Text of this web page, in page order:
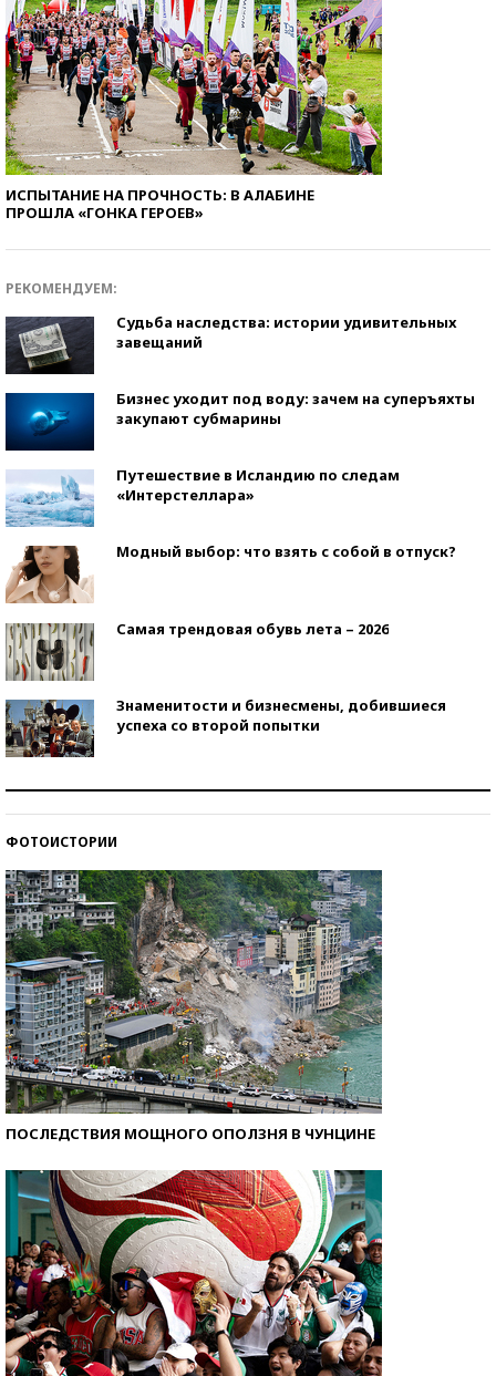
ИСПЫТАНИЕ НА ПРОЧНОСТЬ: В АЛАБИНЕ
ПРОШЛА «ГОНКА ГЕРОЕВ»
РЕКОМЕНДУЕМ:
Судьба наследства: истории удивительных
завещаний
Бизнес уходит под воду: зачем на суперъяхты
закупают субмарины
Путешествие в Исландию по следам
«Интерстеллара»
Модный выбор: что взять с собой в отпуск?
Самая трендовая обувь лета – 2026
Знаменитости и бизнесмены, добившиеся
успеха со второй попытки
ФОТОИСТОРИИ
ПОСЛЕДСТВИЯ МОЩНОГО ОПОЛЗНЯ В ЧУНЦИНЕ